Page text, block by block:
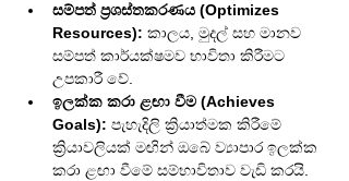
සම්පත් ප්‍රශස්තකරණය (Optimizes
Resources): කාලය, මුදල් සහ මානව
සම්පත් කාර්යක්ෂමව භාවිතා කිරීමට
උපකාරී වේ.
ඉලක්ක කරා ළඟා වීම (Achieves
Goals): පැහැදිලි ක්‍රියාත්මක කිරීමේ
ක්‍රියාවලියක් මඟින් ඔබේ ව්‍යාපාර ඉලක්ක
කරා ළඟා වීමේ සම්භාවිතාව වැඩි කරයි.